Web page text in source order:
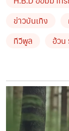
24 ในตอนหลังห
แกล้งภรรยา ช่า
หลังจากคลิปนี้ไ
อวยพรวันเกิด “
ข่าวบันเทิง
ทีวีพูล
อ้วน